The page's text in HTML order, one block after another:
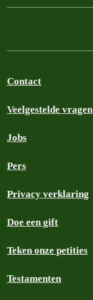
Contact
Veelgestelde vragen
Jobs
Pers
Privacy verklaring
Doe een gift
Teken onze petities
Testamenten